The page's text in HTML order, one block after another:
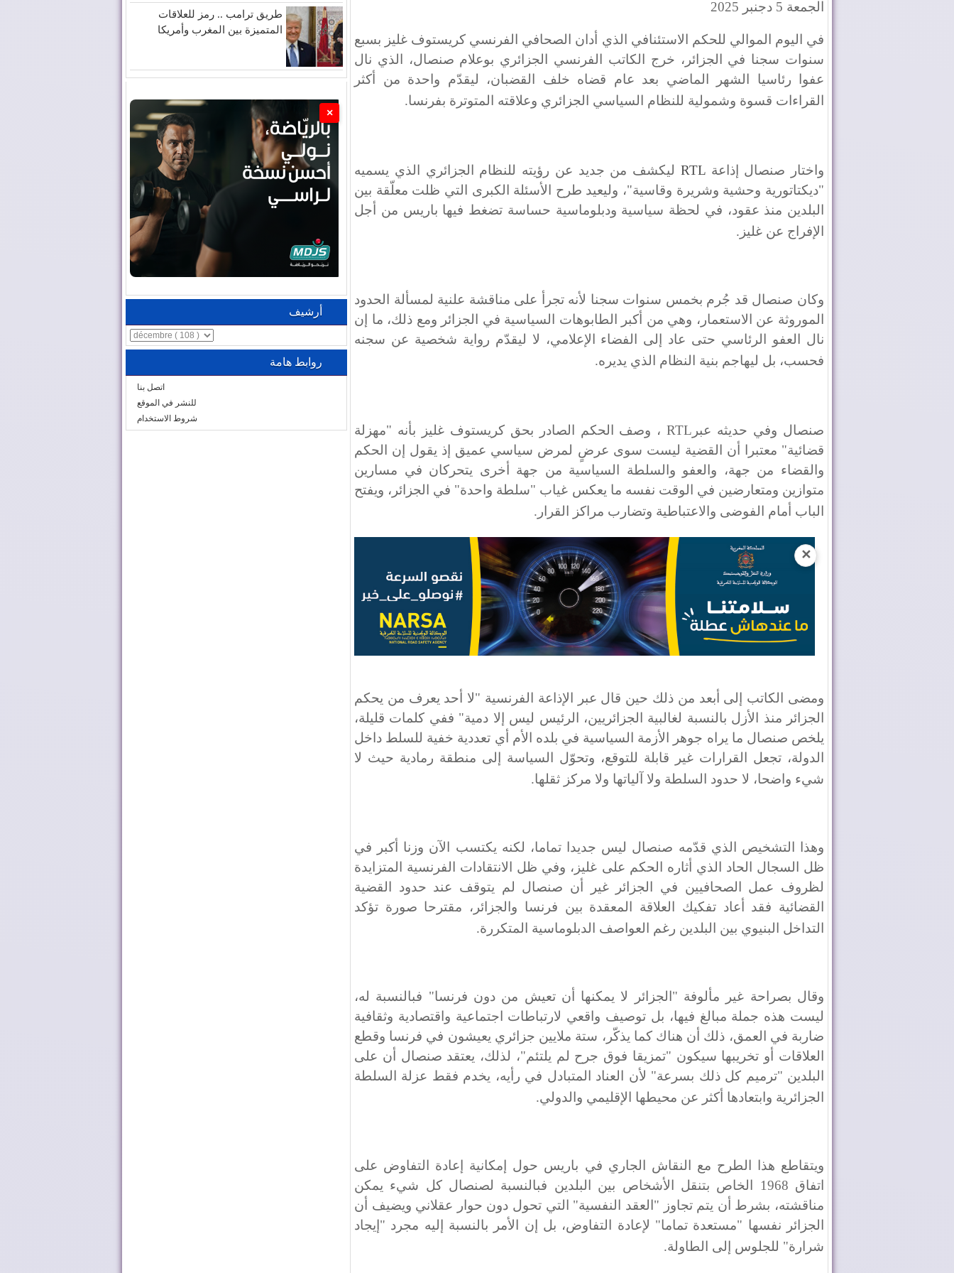
الجمعة 5 دجنبر 2025
في اليوم الموالي للحكم الاستئنافي الذي أدان الصحافي الفرنسي كريستوف غليز بسبع
سنوات سجنا في الجزائر، خرج الكاتب الفرنسي الجزائري بوعلام صنصال، الذي نال
عفوا رئاسيا الشهر الماضي بعد عام قضاه خلف القضبان، ليقدّم واحدة من أكثر
القراءات قسوة وشمولية للنظام السياسي الجزائري وعلاقته المتوترة بفرنسا.
واختار صنصال إذاعة RTL ليكشف من جديد عن رؤيته للنظام الجزائري الذي يسميه
"ديكتاتورية وحشية وشريرة وقاسية"، وليعيد طرح الأسئلة الكبرى التي ظلت معلّقة بين
البلدين منذ عقود، في لحظة سياسية ودبلوماسية حساسة تضغط فيها باريس من أجل
الإفراج عن غليز .
وكان صنصال قد جُرم بخمس سنوات سجنا لأنه تجرأ على مناقشة علنية لمسألة الحدود
الموروثة عن الاستعمار، وهي من أكبر الطابوهات السياسية في الجزائر ومع ذلك، ما إن
نال العفو الرئاسي حتى عاد إلى الفضاء الإعلامي، لا ليقدّم رواية شخصية عن سجنه
فحسب، بل ليهاجم بنية النظام الذي يديره.
صنصال وفي حديثه عبر RTL ، وصف الحكم الصادر بحق كريستوف غليز بأنه "مهزلة
قضائية" معتبرا أن القضية ليست سوى عرضٍ لمرض سياسي عميق إذ يقول إن الحكم
والقضاء من جهة، والعفو والسلطة السياسية من جهة أخرى يتحركان في مسارين
متوازين ومتعارضين في الوقت نفسه ما يعكس غياب "سلطة واحدة" في الجزائر، ويفتح
الباب أمام الفوضى والاعتباطية وتضارب مراكز القرار .
✕
ومضى الكاتب إلى أبعد من ذلك حين قال عبر الإذاعة الفرنسية "لا أحد يعرف من يحكم
الجزائر منذ الأزل بالنسبة لغالبية الجزائريين، الرئيس ليس إلا دمية" ففي كلمات قليلة،
يلخص صنصال ما يراه جوهر الأزمة السياسية في بلده الأم أي تعددية خفية للسلط داخل
الدولة، تجعل القرارات غير قابلة للتوقع، وتحوّل السياسة إلى منطقة رمادية حيث لا
شيء واضحا، لا حدود السلطة ولا آلياتها ولا مركز ثقلها.
وهذا التشخيص الذي قدّمه صنصال ليس جديدا تماما، لكنه يكتسب الآن وزنا أكبر في
ظل السجال الحاد الذي أثاره الحكم على غليز، وفي ظل الانتقادات الفرنسية المتزايدة
لظروف عمل الصحافيين في الجزائر غير أن صنصال لم يتوقف عند حدود القضية
القضائية فقد أعاد تفكيك العلاقة المعقدة بين فرنسا والجزائر، مقترحا صورة تؤكد
التداخل البنيوي بين البلدين رغم العواصف الدبلوماسية المتكررة.
وقال بصراحة غير مألوفة "الجزائر لا يمكنها أن تعيش من دون فرنسا" فبالنسبة له،
ليست هذه جملة مبالغ فيها، بل توصيف واقعي لارتباطات اجتماعية واقتصادية وثقافية
ضاربة في العمق، ذلك أن هناك كما يذكّر، ستة ملايين جزائري يعيشون في فرنسا وقطع
العلاقات أو تخريبها سيكون "تمزيقا فوق جرح لم يلتئم"، لذلك، يعتقد صنصال أن على
البلدين "ترميم كل ذلك بسرعة" لأن العناد المتبادل في رأيه، يخدم فقط عزلة السلطة
الجزائرية وابتعادها أكثر عن محيطها الإقليمي والدولي.
ويتقاطع هذا الطرح مع النقاش الجاري في باريس حول إمكانية إعادة التفاوض على
اتفاق 1968 الخاص بتنقل الأشخاص بين البلدين فبالنسبة لصنصال كل شيء يمكن
مناقشته، بشرط أن يتم تجاوز "العقد النفسية" التي تحول دون حوار عقلاني ويضيف أن
الجزائر نفسها "مستعدة تماما" لإعادة التفاوض، بل إن الأمر بالنسبة إليه مجرد "إيجاد
شرارة" للجلوس إلى الطاولة.
طريق ترامب .. رمز للعلاقات
المتميزة بين المغرب وأمريكا
×
أرشيف
روابط هامة
اتصل بنا
للنشر في الموقع
شروط الاستخدام